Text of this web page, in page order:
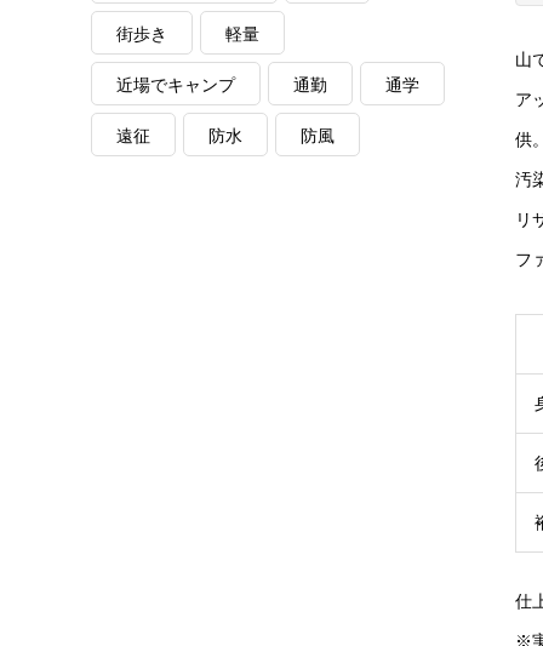
山
ア
供
汚
リ
フ
仕
※
街歩き 軽量
近場でキャンプ 通勤 通学
遠征 防水 防風